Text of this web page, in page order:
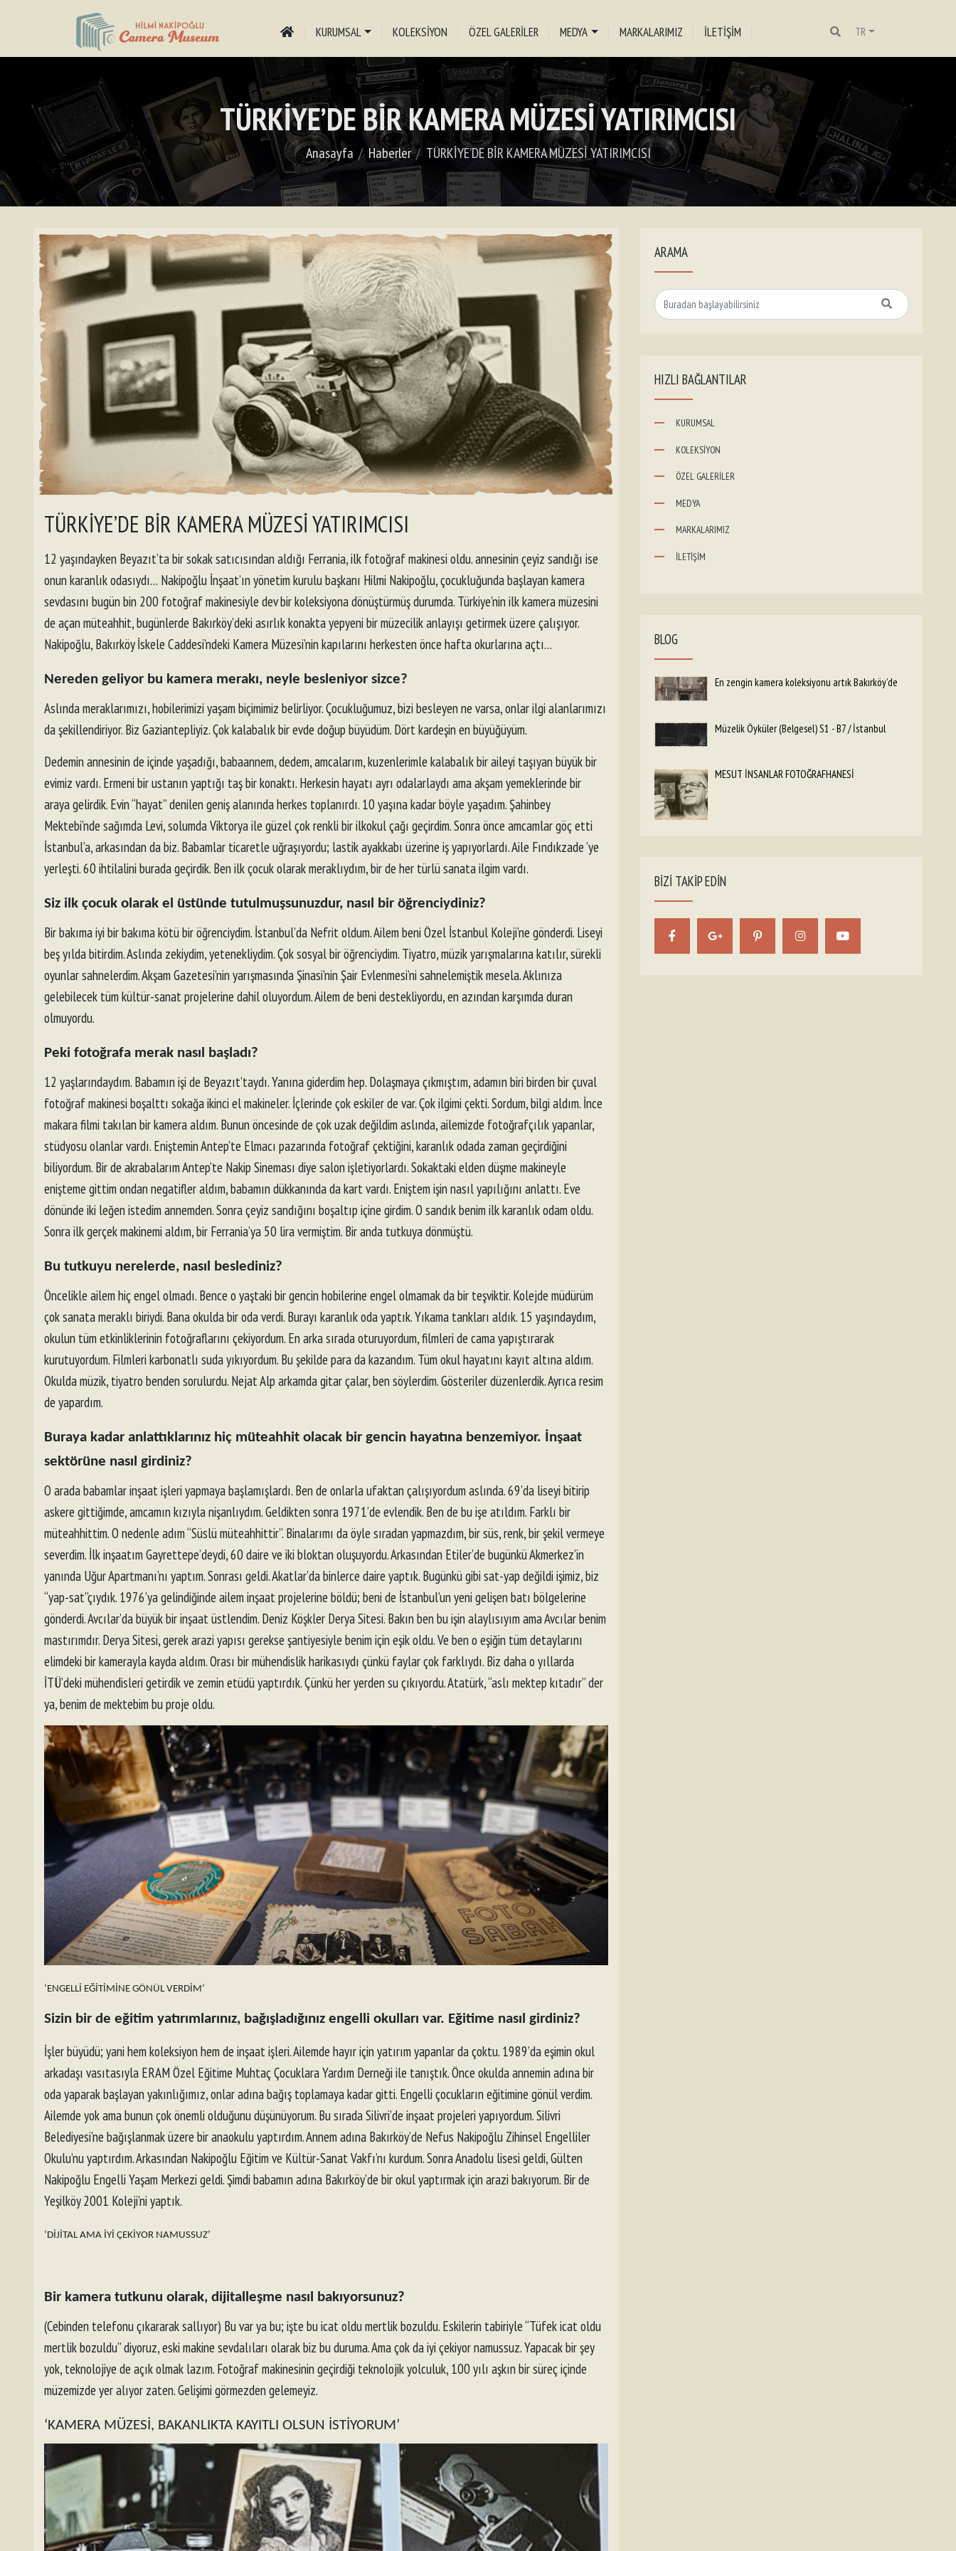
KURUMSAL KOLEKSİYON ÖZEL GALERİLER MEDYA MARKALARIMIZ İLETİŞİM TR
TÜRKİYE’DE BİR KAMERA MÜZESİ YATIRIMCISI
Anasayfa Haberler TÜRKİYE’DE BİR KAMERA MÜZESİ YATIRIMCISI
TÜRKİYE’DE BİR KAMERA MÜZESİ YATIRIMCISI
12 yaşındayken Beyazıt’ta bir sokak satıcısından aldığı Ferrania, ilk fotoğraf makinesi oldu. annesinin çeyiz sandığı ise
onun karanlık odasıydı… Nakipoğlu İnşaat’ın yönetim kurulu başkanı Hilmi Nakipoğlu, çocukluğunda başlayan kamera
sevdasını bugün bin 200 fotoğraf makinesiyle dev bir koleksiyona dönüştürmüş durumda. Türkiye’nin ilk kamera müzesini
de açan müteahhit, bugünlerde Bakırköy’deki asırlık konakta yepyeni bir müzecilik anlayışı getirmek üzere çalışıyor.
Nakipoğlu, Bakırköy İskele Caddesi’ndeki Kamera Müzesi’nin kapılarını herkesten önce hafta okurlarına açtı…
Nereden geliyor bu kamera merakı, neyle besleniyor sizce?
Aslında meraklarımızı, hobilerimizi yaşam biçimimiz belirliyor. Çocukluğumuz, bizi besleyen ne varsa, onlar ilgi alanlarımızı
da şekillendiriyor. Biz Gaziantepliyiz. Çok kalabalık bir evde doğup büyüdüm. Dört kardeşin en büyüğüyüm.
Dedemin annesinin de içinde yaşadığı, babaannem, dedem, amcalarım, kuzenlerimle kalabalık bir aileyi taşıyan büyük bir
evimiz vardı. Ermeni bir ustanın yaptığı taş bir konaktı. Herkesin hayatı ayrı odalarlaydı ama akşam yemeklerinde bir
araya gelirdik. Evin “hayat” denilen geniş alanında herkes toplanırdı. 10 yaşına kadar böyle yaşadım. Şahinbey
Mektebi’nde sağımda Levi, solumda Viktorya ile güzel çok renkli bir ilkokul çağı geçirdim. Sonra önce amcamlar göç etti
İstanbul’a, arkasından da biz. Babamlar ticaretle uğraşıyordu; lastik ayakkabı üzerine iş yapıyorlardı. Aile Fındıkzade ’ye
yerleşti. 60 ihtilalini burada geçirdik. Ben ilk çocuk olarak meraklıydım, bir de her türlü sanata ilgim vardı.
Siz ilk çocuk olarak el üstünde tutulmuşsunuzdur, nasıl bir öğrenciydiniz?
Bir bakıma iyi bir bakıma kötü bir öğrenciydim. İstanbul’da Nefrit oldum. Ailem beni Özel İstanbul Koleji’ne gönderdi. Liseyi
beş yılda bitirdim. Aslında zekiydim, yetenekliydim. Çok sosyal bir öğrenciydim. Tiyatro, müzik yarışmalarına katılır, sürekli
oyunlar sahnelerdim. Akşam Gazetesi’nin yarışmasında Şinasi’nin Şair Evlenmesi’ni sahnelemiştik mesela. Aklınıza
gelebilecek tüm kültür-sanat projelerine dahil oluyordum. Ailem de beni destekliyordu, en azından karşımda duran
olmuyordu.
Peki fotoğrafa merak nasıl başladı?
12 yaşlarındaydım. Babamın işi de Beyazıt’taydı. Yanına giderdim hep. Dolaşmaya çıkmıştım, adamın biri birden bir çuval
fotoğraf makinesi boşalttı sokağa ikinci el makineler. İçlerinde çok eskiler de var. Çok ilgimi çekti. Sordum, bilgi aldım. İnce
makara filmi takılan bir kamera aldım. Bunun öncesinde de çok uzak değildim aslında, ailemizde fotoğrafçılık yapanlar,
stüdyosu olanlar vardı. Eniştemin Antep’te Elmacı pazarında fotoğraf çektiğini, karanlık odada zaman geçirdiğini
biliyordum. Bir de akrabalarım Antep’te Nakip Sineması diye salon işletiyorlardı. Sokaktaki elden düşme makineyle
enişteme gittim ondan negatifler aldım, babamın dükkanında da kart vardı. Eniştem işin nasıl yapılığını anlattı. Eve
dönünde iki leğen istedim annemden. Sonra çeyiz sandığını boşaltıp içine girdim. O sandık benim ilk karanlık odam oldu.
Sonra ilk gerçek makinemi aldım, bir Ferrania’ya 50 lira vermiştim. Bir anda tutkuya dönmüştü.
Bu tutkuyu nerelerde, nasıl beslediniz?
Öncelikle ailem hiç engel olmadı. Bence o yaştaki bir gencin hobilerine engel olmamak da bir teşviktir. Kolejde müdürüm
çok sanata meraklı biriydi. Bana okulda bir oda verdi. Burayı karanlık oda yaptık. Yıkama tankları aldık. 15 yaşındaydım,
okulun tüm etkinliklerinin fotoğraflarını çekiyordum. En arka sırada oturuyordum, filmleri de cama yapıştırarak
kurutuyordum. Filmleri karbonatlı suda yıkıyordum. Bu şekilde para da kazandım. Tüm okul hayatını kayıt altına aldım.
Okulda müzik, tiyatro benden sorulurdu. Nejat Alp arkamda gitar çalar, ben söylerdim. Gösteriler düzenlerdik. Ayrıca resim
de yapardım.
Buraya kadar anlattıklarınız hiç müteahhit olacak bir gencin hayatına benzemiyor. İnşaat
sektörüne nasıl girdiniz?
O arada babamlar inşaat işleri yapmaya başlamışlardı. Ben de onlarla ufaktan çalışıyordum aslında. 69’da liseyi bitirip
askere gittiğimde, amcamın kızıyla nişanlıydım. Geldikten sonra 1971’de evlendik. Ben de bu işe atıldım. Farklı bir
müteahhittim. O nedenle adım “Süslü müteahhittir”. Binalarımı da öyle sıradan yapmazdım, bir süs, renk, bir şekil vermeye
severdim. İlk inşaatım Gayrettepe’deydi, 60 daire ve iki bloktan oluşuyordu. Arkasından Etiler’de bugünkü Akmerkez’in
yanında Uğur Apartmanı’nı yaptım. Sonrası geldi. Akatlar’da binlerce daire yaptık. Bugünkü gibi sat-yap değildi işimiz, biz
“yap-sat”çıydık. 1976’ya gelindiğinde ailem inşaat projelerine böldü; beni de İstanbul’un yeni gelişen batı bölgelerine
gönderdi. Avcılar’da büyük bir inşaat üstlendim. Deniz Köşkler Derya Sitesi. Bakın ben bu işin alaylısıyım ama Avcılar benim
mastırımdır. Derya Sitesi, gerek arazi yapısı gerekse şantiyesiyle benim için eşik oldu. Ve ben o eşiğin tüm detaylarını
elimdeki bir kamerayla kayda aldım. Orası bir mühendislik harikasıydı çünkü faylar çok farklıydı. Biz daha o yıllarda
İTÜ’deki mühendisleri getirdik ve zemin etüdü yaptırdık. Çünkü her yerden su çıkıyordu. Atatürk, “aslı mektep kıtadır” der
ya, benim de mektebim bu proje oldu.
‘ENGELLİ EĞİTİMİNE GÖNÜL VERDİM’
Sizin bir de eğitim yatırımlarınız, bağışladığınız engelli okulları var. Eğitime nasıl girdiniz?
İşler büyüdü; yani hem koleksiyon hem de inşaat işleri. Ailemde hayır için yatırım yapanlar da çoktu. 1989’da eşimin okul
arkadaşı vasıtasıyla ERAM Özel Eğitime Muhtaç Çocuklara Yardım Derneği ile tanıştık. Önce okulda annemin adına bir
oda yaparak başlayan yakınlığımız, onlar adına bağış toplamaya kadar gitti. Engelli çocukların eğitimine gönül verdim.
Ailemde yok ama bunun çok önemli olduğunu düşünüyorum. Bu sırada Silivri’de inşaat projeleri yapıyordum. Silivri
Belediyesi’ne bağışlanmak üzere bir anaokulu yaptırdım. Annem adına Bakırköy’de Nefus Nakipoğlu Zihinsel Engelliler
Okulu’nu yaptırdım. Arkasından Nakipoğlu Eğitim ve Kültür-Sanat Vakfı’nı kurdum. Sonra Anadolu lisesi geldi, Gülten
Nakipoğlu Engelli Yaşam Merkezi geldi. Şimdi babamın adına Bakırköy’de bir okul yaptırmak için arazi bakıyorum. Bir de
Yeşilköy 2001 Koleji’ni yaptık.
‘DİJİTAL AMA İYİ ÇEKİYOR NAMUSSUZ’
Bir kamera tutkunu olarak, dijitalleşme nasıl bakıyorsunuz?
(Cebinden telefonu çıkararak sallıyor) Bu var ya bu; işte bu icat oldu mertlik bozuldu. Eskilerin tabiriyle “Tüfek icat oldu
mertlik bozuldu” diyoruz, eski makine sevdalıları olarak biz bu duruma. Ama çok da iyi çekiyor namussuz. Yapacak bir şey
yok, teknolojiye de açık olmak lazım. Fotoğraf makinesinin geçirdiği teknolojik yolculuk, 100 yılı aşkın bir süreç içinde
müzemizde yer alıyor zaten. Gelişimi görmezden gelemeyiz.
‘KAMERA MÜZESİ, BAKANLIKTA KAYITLI OLSUN İSTİYORUM’
ARAMA
HIZLI BAĞLANTILAR
KURUMSAL
KOLEKSİYON
ÖZEL GALERİLER
MEDYA
MARKALARIMIZ
İLETİŞİM
BLOG
En zengin kamera koleksiyonu artık Bakırköy’de
Müzelik Öyküler (Belgesel) S1 - B7 / İstanbul
MESUT İNSANLAR FOTOĞRAFHANESİ
BIZI TAKIP EDIN